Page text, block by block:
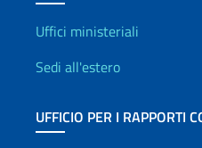
Uffici e Rete
Uffici ministeriali
Sedi all'estero
UFFICIO PER I RAPPORTI